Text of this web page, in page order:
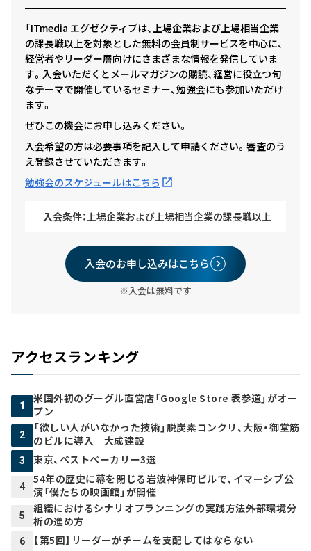
「ITmedia エグゼクティブは、上場企業および上場相当企業
の課長職以上を対象とした無料の会員制サービスを中心に、
経営者やリーダー層向けにさまざまな情報を発信していま
す。入会いただくとメールマガジンの購読、経営に役立つ旬
なテーマで開催しているセミナー、勉強会にも参加いただけ
ます。
ぜひこの機会にお申し込みください。
入会希望の方は必要事項を記入して申請ください。審査のう
え登録させていただきます。
勉強会のスケジュールはこちら
入会条件： 上場企業および上場相当企業の課長職以上
入会のお申し込みはこちら
※入会は無料です
アクセスランキング
1
米国外初のグーグル直営店「Google Store 表参道」がオー
プン
2
「欲しい人がいなかった技術」脱炭素コンクリ、大阪・御堂筋
のビルに導入 大成建設
3 東京、ベストベーカリー3選
4
54年の歴史に幕を閉じる岩波神保町ビルで、イマーシブ公
演「僕たちの映画館」が開催
5
組織におけるシナリオプランニングの実践方法――外部環境分
析の進め方
6 【第5回】リーダーがチームを支配してはならない